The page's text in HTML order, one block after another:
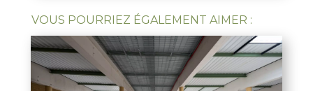
VOUS POURRIEZ ÉGALEMENT AIMER :